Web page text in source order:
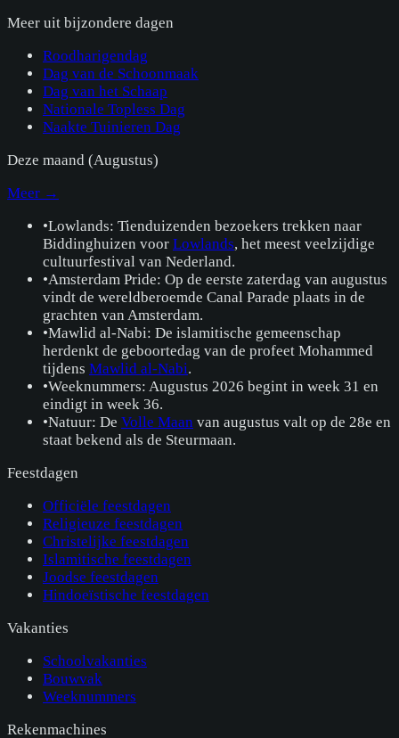
Meer uit bijzondere dagen
Roodharigendag
Dag van de Schoonmaak
Dag van het Schaap
Nationale Topless Dag
Naakte Tuinieren Dag
Deze maand (Augustus)
Meer →
•Lowlands: Tienduizenden bezoekers trekken naar
Biddinghuizen voor Lowlands, het meest veelzijdige
cultuurfestival van Nederland.
•Amsterdam Pride: Op de eerste zaterdag van augustus
vindt de wereldberoemde Canal Parade plaats in de
grachten van Amsterdam.
•Mawlid al-Nabi: De islamitische gemeenschap
herdenkt de geboortedag van de profeet Mohammed
tijdens Mawlid al-Nabi.
•Weeknummers: Augustus 2026 begint in week 31 en
eindigt in week 36.
•Natuur: De Volle Maan van augustus valt op de 28e en
staat bekend als de Steurmaan.
Feestdagen
Officiële feestdagen
Religieuze feestdagen
Christelijke feestdagen
Islamitische feestdagen
Joodse feestdagen
Hindoeïstische feestdagen
Vakanties
Schoolvakanties
Bouwvak
Weeknummers
Rekenmachines